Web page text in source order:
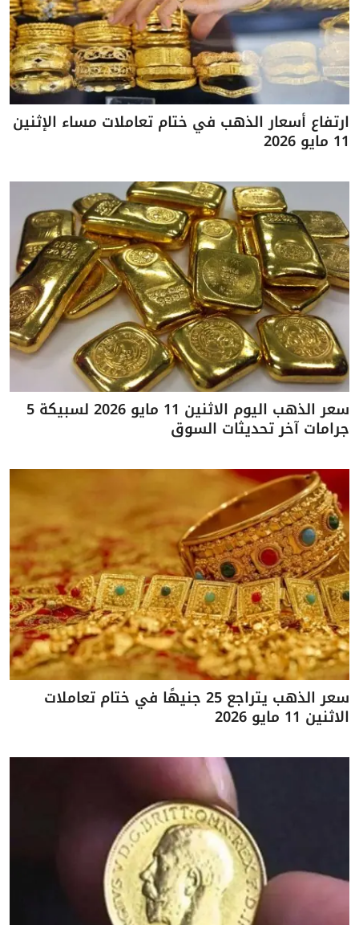
ارتفاع أسعار الذهب في ختام تعاملات مساء الإثنين
11 مايو 2026
سعر الذهب اليوم الاثنين 11 مايو 2026 لسبيكة 5
جرامات آخر تحديثات السوق
سعر الذهب يتراجع 25 جنيهًا في ختام تعاملات
الاثنين 11 مايو 2026